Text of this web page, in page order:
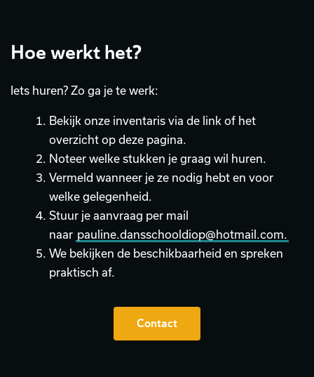
Hoe werkt het?
Iets huren? Zo ga je te werk:
Bekijk onze inventaris via de link of het
overzicht op deze pagina.
Noteer welke stukken je graag wil huren.
Vermeld wanneer je ze nodig hebt en voor
welke gelegenheid.
Stuur je aanvraag per mail
naar pauline.dansschooldiop@hotmail.com.
We bekijken de beschikbaarheid en spreken
praktisch af.
Contact